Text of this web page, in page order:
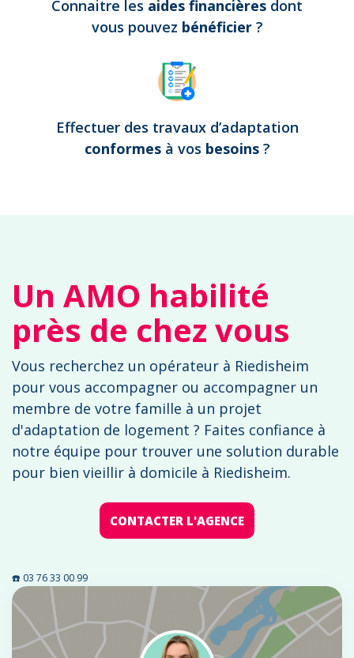
Connaitre les aides financières dont
vous pouvez bénéficier ?
Effectuer des travaux d’adaptation
conformes à vos besoins ?
Un AMO habilité
près de chez vous
Vous recherchez un opérateur à Riedisheim
pour vous accompagner ou accompagner un
membre de votre famille à un projet
d'adaptation de logement ? Faites confiance à
notre équipe pour trouver une solution durable
pour bien vieillir à domicile à Riedisheim.
CONTACTER L'AGENCE
☎️ 03 76 33 00 99